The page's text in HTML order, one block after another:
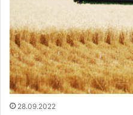
28.09.2022